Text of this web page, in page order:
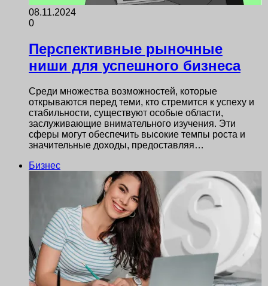
08.11.2024
0
Перспективные рыночные
ниши для успешного бизнеса
Среди множества возможностей, которые
открываются перед теми, кто стремится к успеху и
стабильности, существуют особые области,
заслуживающие внимательного изучения. Эти
сферы могут обеспечить высокие темпы роста и
значительные доходы, предоставляя…
Бизнес